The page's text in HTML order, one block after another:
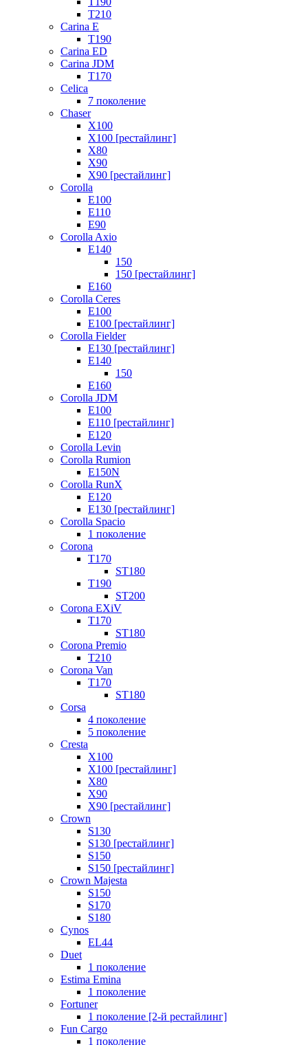
T210
Carina E
T190
Carina ED
Carina JDM
T170
Celica
7 поколение
Chaser
X100
X100 [рестайлинг]
X80
X90
X90 [рестайлинг]
Corolla
E100
E110
E90
Corolla Axio
E140
150
150 [рестайлинг]
E160
Corolla Ceres
E100
E100 [рестайлинг]
Corolla Fielder
E130 [рестайлинг]
E140
150
E160
Corolla JDM
E100
E110 [рестайлинг]
E120
Corolla Levin
Corolla Rumion
E150N
Corolla RunX
E120
E130 [рестайлинг]
Corolla Spacio
1 поколение
Corona
T170
ST180
T190
ST200
Corona EXiV
T170
ST180
Corona Premio
T210
Corona Van
T170
ST180
Corsa
4 поколение
5 поколение
Cresta
X100
X100 [рестайлинг]
X80
X90
X90 [рестайлинг]
Crown
S130
S130 [рестайлинг]
S150
S150 [рестайлинг]
Crown Majesta
S150
S170
S180
Cynos
EL44
Duet
1 поколение
Estima Emina
1 поколение
Fortuner
1 поколение [2-й рестайлинг]
Fun Cargo
1 поколение